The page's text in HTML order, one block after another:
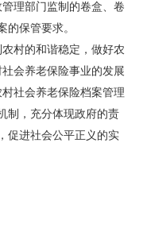
理部门监制的卷盒、卷
的保管要求。
村的和谐稳定，做好农
会养老保险事业的发展
社会养老保险档案管理
制，充分体现政府的责
促进社会公平正义的实